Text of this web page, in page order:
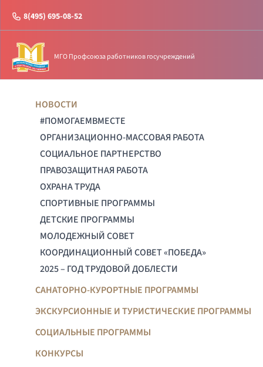
8(495) 695-08-52
МГО Профсоюза работников госучреждений
НОВОСТИ
#ПОМОГАЕМВМЕСТЕ
ОРГАНИЗАЦИОННО-МАССОВАЯ РАБОТА
СОЦИАЛЬНОЕ ПАРТНЕРСТВО
ПРАВОЗАЩИТНАЯ РАБОТА
ОХРАНА ТРУДА
СПОРТИВНЫЕ ПРОГРАММЫ
ДЕТСКИЕ ПРОГРАММЫ
МОЛОДЕЖНЫЙ СОВЕТ
КООРДИНАЦИОННЫЙ СОВЕТ «ПОБЕДА»
2025 – ГОД ТРУДОВОЙ ДОБЛЕСТИ
САНАТОРНО-КУРОРТНЫЕ ПРОГРАММЫ
ЭКСКУРСИОННЫЕ И ТУРИСТИЧЕСКИЕ ПРОГРАММЫ
СОЦИАЛЬНЫЕ ПРОГРАММЫ
КОНКУРСЫ